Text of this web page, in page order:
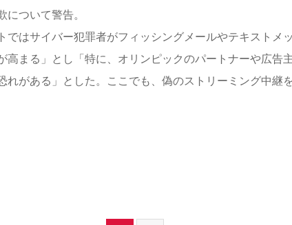
について警告。
ではサイバー犯罪者がフィッシングメールやテキストメ
高まる」とし「特に、オリンピックのパートナーや広告
れがある」とした。ここでも、偽のストリーミング中継